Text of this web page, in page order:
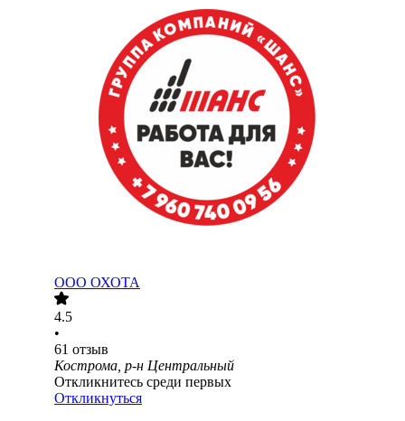
ООО ОХОТА
4.5
•
61 отзыв
Кострома, р-н Центральный
Откликнитесь среди первых
Откликнуться